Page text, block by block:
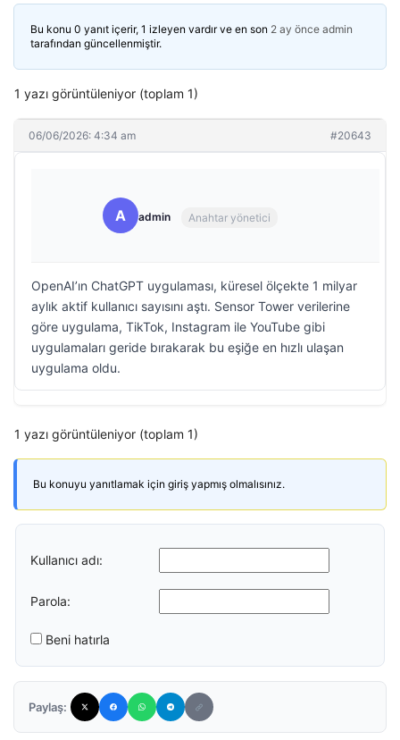
Bu konu 0 yanıt içerir, 1 izleyen vardır ve en son 2 ay önce admin
tarafından güncellenmiştir.
1 yazı görüntüleniyor (toplam 1)
06/06/2026: 4:34 am #20643
A admin Anahtar yönetici
OpenAI’ın ChatGPT uygulaması, küresel ölçekte 1 milyar
aylık aktif kullanıcı sayısını aştı. Sensor Tower verilerine
göre uygulama, TikTok, Instagram ile YouTube gibi
uygulamaları geride bırakarak bu eşiğe en hızlı ulaşan
uygulama oldu.
1 yazı görüntüleniyor (toplam 1)
Bu konuyu yanıtlamak için giriş yapmış olmalısınız.
Kullanıcı adı:
Parola:
Beni hatırla
Paylaş: